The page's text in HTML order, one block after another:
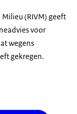
(RIVM) geeft
voor
wegens
gekregen.